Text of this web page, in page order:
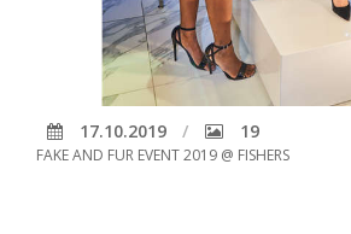
17.10.2019 19
FAKE AND FUR EVENT 2019 @ FISHERS